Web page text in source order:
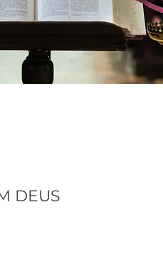
DEUS